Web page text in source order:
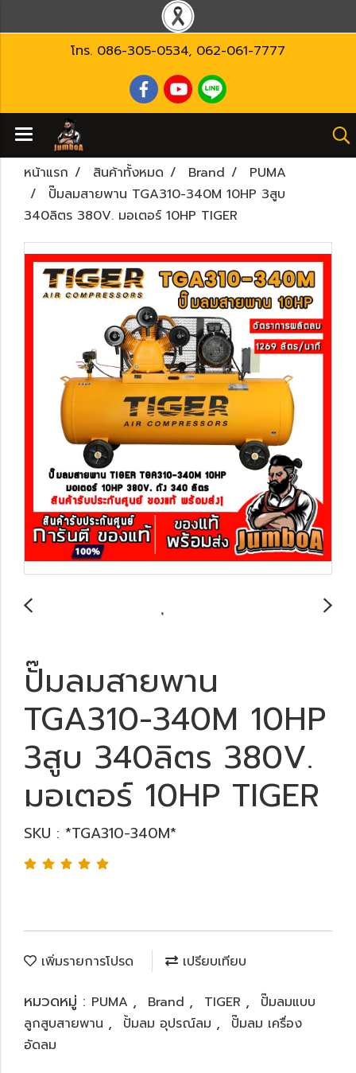
โทร. 086-305-0534, 062-061-7777
หน้าแรก สินค้าทั้งหมด Brand
PUMA
ปั๊มลมสายพาน TGA310-340M 10HP 3สูบ
340ลิตร 380V. มอเตอร์ 10HP TIGER
ปั๊มลมสายพาน
TGA310-340M 10HP
3สูบ 340ลิตร 380V.
มอเตอร์ 10HP TIGER
SKU : *TGA310-340M*
เพิ่มรายการโปรด เปรียบเทียบ
หมวดหมู่ : PUMA , Brand , TIGER ,
ปั๊มลมแบบ
ลูกสูบสายพาน , ปั้มลม อุปรณ์ลม ,
ปั๊มลม เครื่อง
อัดลม